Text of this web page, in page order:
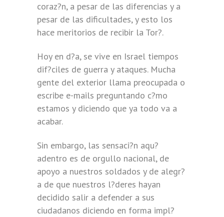
coraz?n, a pesar de las diferencias y a
pesar de las dificultades, y esto los
hace meritorios de recibir la Tor?.
Hoy en d?a, se vive en Israel tiempos
dif?ciles de guerra y ataques. Mucha
gente del exterior llama preocupada o
escribe e-mails preguntando c?mo
estamos y diciendo que ya todo va a
acabar.
Sin embargo, las sensaci?n aqu?
adentro es de orgullo nacional, de
apoyo a nuestros soldados y de alegr?
a de que nuestros l?deres hayan
decidido salir a defender a sus
ciudadanos diciendo en forma impl?